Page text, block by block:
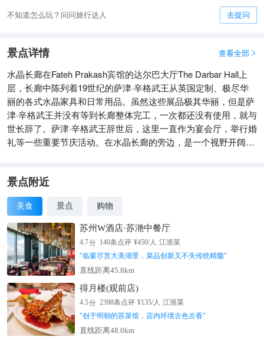
不知道怎么玩？问问旅行达人 去提问
景点详情 查看全部 
水晶长廊在Fateh Prakash宾馆的达尔巴大厅The Darbar Hall上
层，长廊中陈列着19世纪的萨津·辛格武王从英国定制、极尽华
丽的各式水晶家具和日常用品。虽然这些展品极其华丽，但是萨
津·辛格武王并没有等到长廊整体完工，一次都还没有使用，就与
世长辞了。萨津·辛格武王辞世后，这里一直作为宴会厅，举行婚
礼等一些重要节庆活动。在水晶长廊的旁边，是一个视野开阔、
景点附近
美食 景点 购物
苏州W酒店·苏滟中餐厅
4.7分 140条点评 ¥450/人 江浙菜
"临窗尽赏大美湖景，菜品创新又不失传统精髓"
直线距离45.8km
得月楼(观前店)
4.5分 2398条点评 ¥135/人 江浙菜
"创于明朝的苏菜馆，店内环境古色古香"
直线距离48.0km